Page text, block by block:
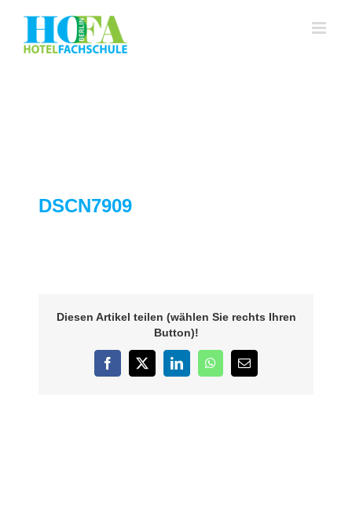
springen
DSCN7909
Diesen Artikel teilen (wählen Sie rechts Ihren
Button)!
Facebook
X LinkedInWhatsApp
E-
Mail